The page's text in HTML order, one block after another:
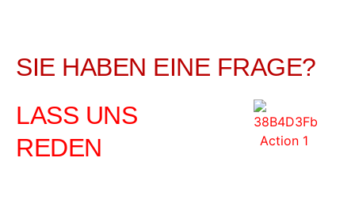
SIE HABEN EINE FRAGE?
LASS UNS
REDEN